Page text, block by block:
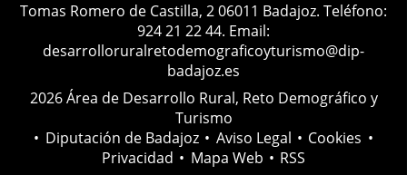
Tomas Romero de Castilla, 2 06011 Badajoz. Teléfono:
924 21 22 44. Email:
desarrolloruralretodemograficoyturismo@dip-
badajoz.es
2026 Área de Desarrollo Rural, Reto Demográfico y
Turismo
• Diputación de Badajoz • Aviso Legal • Cookies •
Privacidad • Mapa Web • RSS